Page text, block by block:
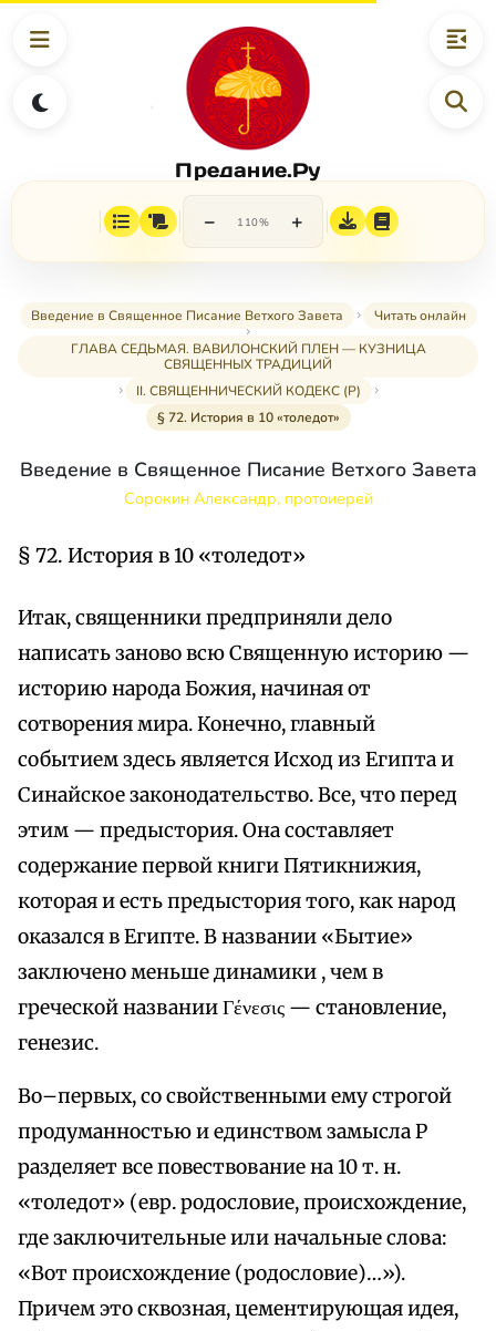
Предание.Ру
− 110% +
Введение в Священное Писание Ветхого Завета
Читать онлайн
ГЛАВА СЕДЬМАЯ. ВАВИЛОНСКИЙ ПЛЕН — КУЗНИЦА
СВЯЩЕННЫХ ТРАДИЦИЙ
II. СВЯЩЕННИЧЕСКИЙ КОДЕКС (Р)
§ 72. История в 10 «толедот»
Введение в Священное Писание Ветхого Завета
Сорокин Александр, протоиерей
§ 72. История в 10 «толедот»
Итак, священники предприняли дело
написать заново всю Священную историю —
историю народа Божия, начиная от
сотворения мира. Конечно, главный
событием здесь является Исход из Египта и
Синайское законодательство. Все, что перед
этим — предыстория. Она составляет
содержание первой книги Пятикнижия,
которая и есть предыстория того, как народ
оказался в Египте. В названии «Бытие»
заключено меньше динамики , чем в
греческой названии Γένεσις — становление,
генезис.
Во–первых, со свойственными ему строгой
продуманностью и единством замысла Р
разделяет все повествование на 10 т. н.
«толедот» (евр. родословие, происхождение,
где заключительные или начальные слова:
«Вот происхождение (родословие)…»).
Причем это сквозная, цементирующая идея,